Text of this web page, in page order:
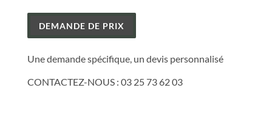
DEMANDE DE PRIX
Une demande spécifique, un devis personnalisé
CONTACTEZ-NOUS : 03 25 73 62 03